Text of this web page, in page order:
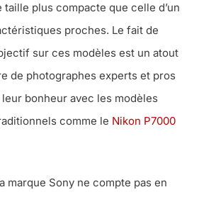
taille plus compacte que celle d’un
proches. Le fait de
sur ces modèles est un atout
de photographes experts et pros
leur bonheur avec les modèles
comme le Nikon P7000
marque Sony ne compte pas en